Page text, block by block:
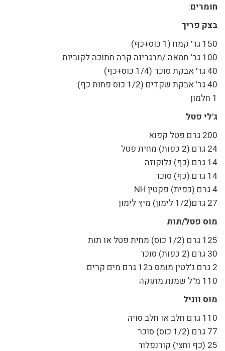
חומרים:
בצק פריך
150 גר' קמח (1 כוס+כף)
100 גר' חמאה /מרגרינה קרה חתוכה לקוביות
40 גר' אבקת סוכר (1/4 כוס+כף)
40 גר' אבקת שקדים (1/2 כוס פחות כף)
1 חלמון
ג'לי פטל
200 גרם פטל קפוא
24 גרם (2 כפות) מחית פטל
14 גרם (כף) גלוקוזה
14 גרם (כף) סוכר
4 גרם (כפית) פקטין NH
27 גרם(1/2 לימון) מיץ לימון
מוס פטל/תות
125 גרם (1/2 כוס) מחית פטל או תות
30 גרם (2 כפות) סוכר
2 גרם ג'לטין מומס ב12 גרם מים קרים
110 מ"ל שמנת מתוקה
מוס ווניל
110 גרם חלב או חלב סויה
77 גרם (1/2 כוס) סוכר
25 (כף וחצי) קורנפלור